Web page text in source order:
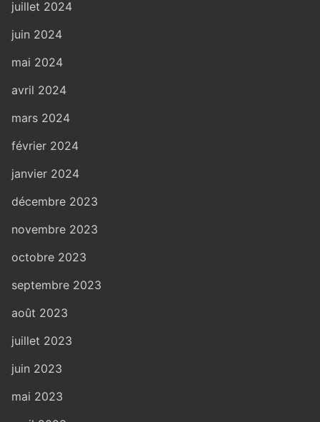
juillet 2024
juin 2024
mai 2024
avril 2024
mars 2024
février 2024
janvier 2024
décembre 2023
novembre 2023
octobre 2023
septembre 2023
août 2023
juillet 2023
juin 2023
mai 2023